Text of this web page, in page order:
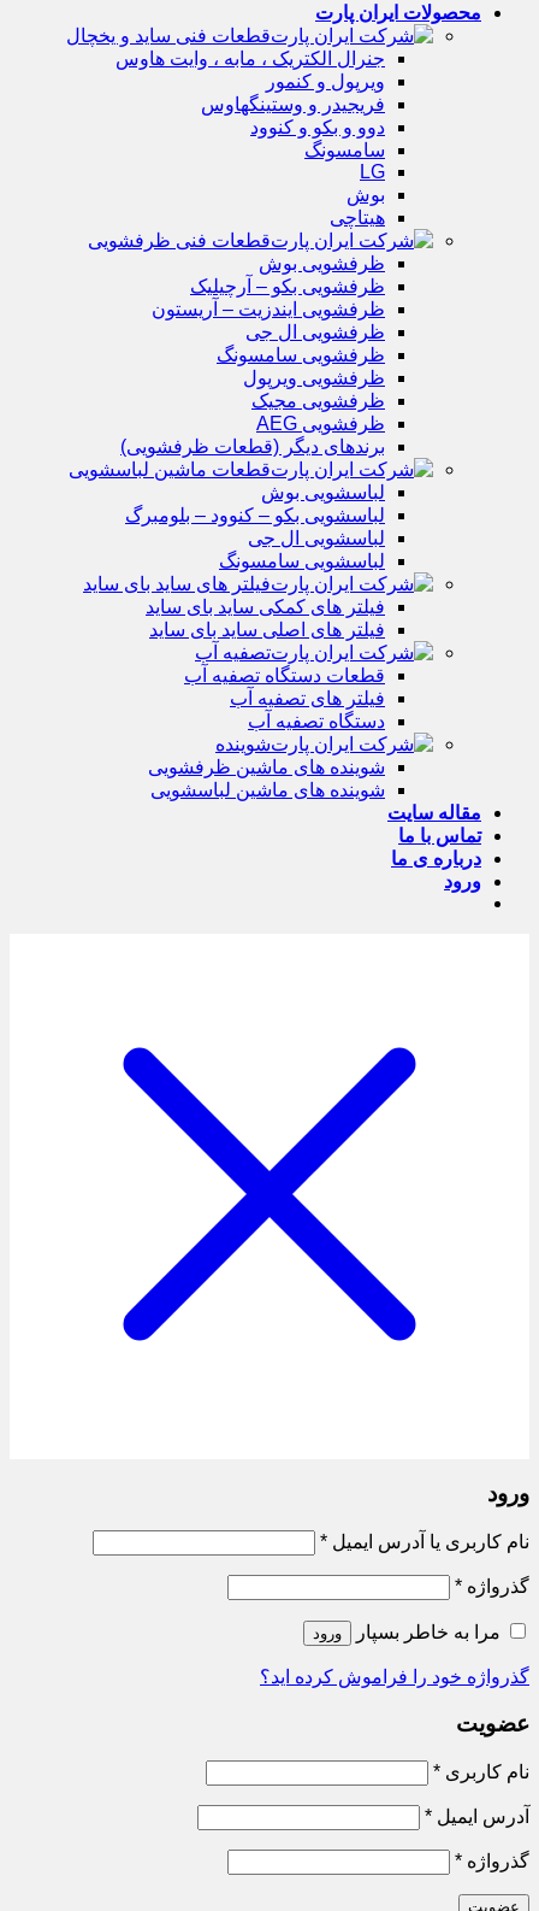
محصولات ایران پارت
قطعات فنی ساید و یخچال
جنرال الکتریک ، مابه ، وایت هاوس
ویرپول و کنمور
فریجیدر و وستینگهاوس
دوو و بکو و کنوود
سامسونگ
LG
بوش
هیتاچی
قطعات فنی ظرفشویی
ظرفشویی بوش
ظرفشویی بکو – آرچیلیک
ظرفشویی ایندزیت – آریستون
ظرفشویی ال جی
ظرفشویی سامسونگ
ظرفشویی ویرپول
ظرفشویی مجیک
ظرفشویی AEG
برندهای دیگر (قطعات ظرفشویی)
قطعات ماشین لباسشویی
لباسشویی بوش
لباسشویی بکو – کنوود – بلومبرگ
لباسشویی ال جی
لباسشویی سامسونگ
فیلتر های ساید بای ساید
فیلتر های کمکی ساید بای ساید
فیلتر های اصلی ساید بای ساید
تصفیه آب
قطعات دستگاه تصفیه آب
فیلتر های تصفیه آب
دستگاه تصفیه آب
شوینده
شوینده های ماشین ظرفشویی
شوینده های ماشین لباسشویی
مقاله سایت
تماس با ما
درباره ی ما
ورود
ورود
نام کاربری یا آدرس ایمیل *الزامی
گذرواژه *الزامی
مرا به خاطر بسپار ورود
گذرواژه خود را فراموش کرده اید؟
عضویت
نام کاربری *الزامی
آدرس ایمیل *الزامی
گذرواژه *الزامی
عضویت